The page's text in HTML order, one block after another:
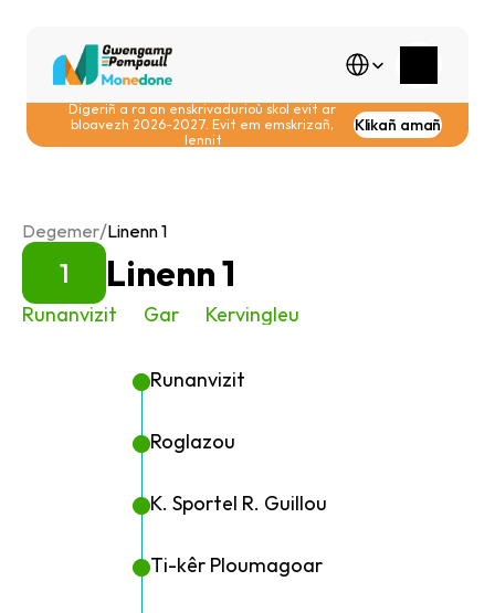
Select Language
Digeriñ a ra an enskrivadurioù skol evit ar
bloavezh 2026-2027. Evit em emskrizañ,
lennit
Klikañ amañ
Degemer/Linenn 1
1 Linenn 1
Runanvizit Gar Kervingleu
Runanvizit
Roglazou
K. Sportel R. Guillou
Ti-kêr Ploumagoar